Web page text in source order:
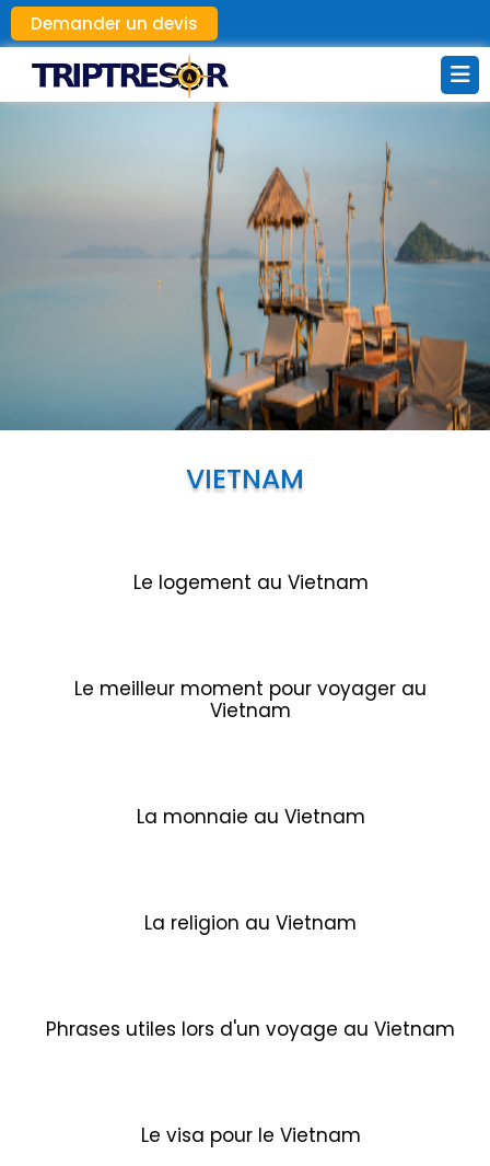
Demander un devis
VIETNAM
Le logement au Vietnam
Le meilleur moment pour voyager au
Vietnam
La monnaie au Vietnam
La religion au Vietnam
Phrases utiles lors d'un voyage au Vietnam
Le visa pour le Vietnam